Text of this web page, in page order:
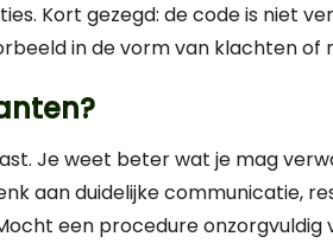
Kort gezegd: de code is niet
in de vorm van klachten of
?
Je weet beter wat je mag
aan duidelijke communicatie,
een procedure onzorgvuldig